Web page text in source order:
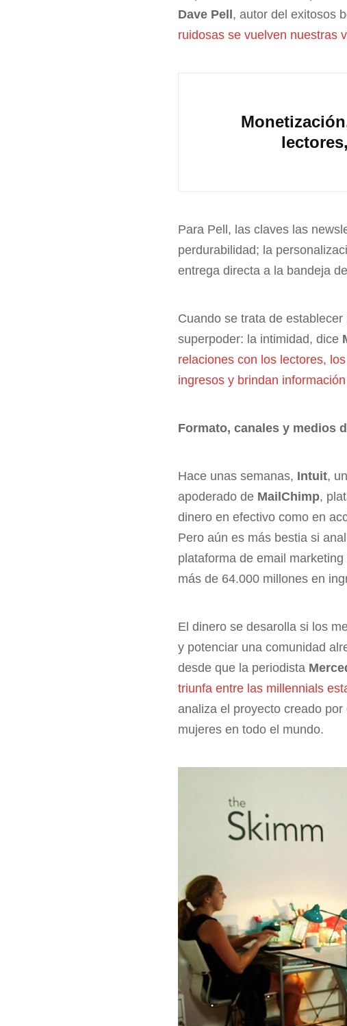
Dave Pell , autor del exitosos
ruidosas se vuelven nuestras
Para Pell, las claves las
perdurabilidad; la
entrega directa a la bandeja
Cuando se trata de
superpoder: la intimidad, dice
relaciones con los lectores,
ingresos y brindan
Formato, canales y medios
Hace unas semanas, Intuit,
apoderado de MailChimp,
dinero en efectivo como en
Pero aún es más bestia si
plataforma de email
más de 64.000 millones en
El dinero se desarolla si los
y potenciar una comunidad
desde que la periodista
triunfa entre las millennials
analiza el proyecto creado por
mujeres en todo el mundo.